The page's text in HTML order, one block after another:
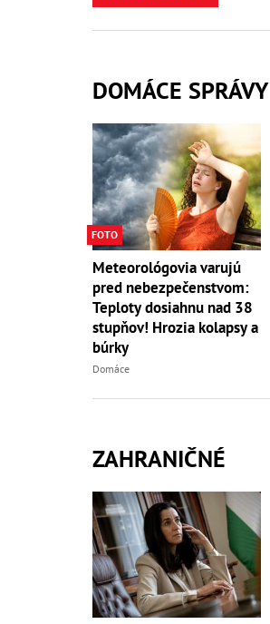
DOMÁCE SPRÁVY
FOTO
Meteorológovia varujú
pred nebezpečenstvom:
Teploty dosiahnu nad 38
stupňov! Hrozia kolapsy a
búrky
Domáce
ZAHRANIČNÉ